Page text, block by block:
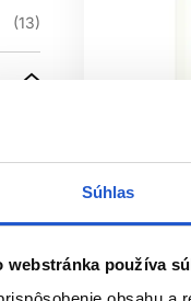
Súhlas
webstránka používa
blond vlasy
strácať vlhkosť,
TREBA PO
vlasoch je
rozčesávanie a
13
Detox
a
L'Oréal